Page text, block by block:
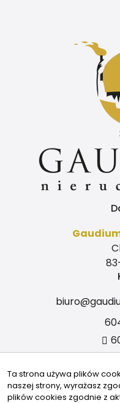
Ta strona używa plików
naszej strony, wyrażasz
plików cookies zgodnie z